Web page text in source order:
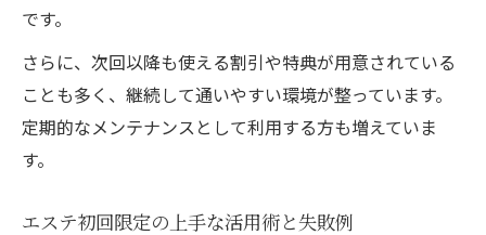
です。
さらに、次回以降も使える割引や特典が用意されている
ことも多く、継続して通いやすい環境が整っています。
定期的なメンテナンスとして利用する方も増えていま
す。
エステ初回限定の上手な活用術と失敗例